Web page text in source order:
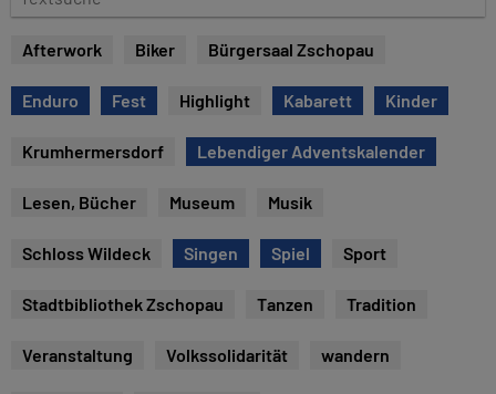
e
s
u
Afterwork Biker Bürgersaal Zschopau
Enduro Fest Highlight Kabarett Kinder
Krumhermersdorf Lebendiger Adventskalender
Lesen, Bücher Museum Musik
Schloss Wildeck Singen Spiel Sport
Stadtbibliothek Zschopau Tanzen Tradition
Veranstaltung Volkssolidarität wandern